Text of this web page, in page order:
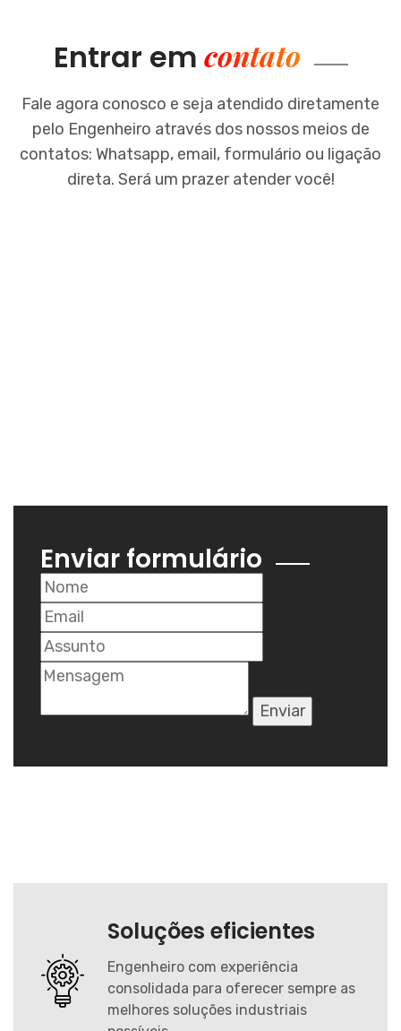
Entrar em contato
Fale agora conosco e seja atendido diretamente
pelo Engenheiro através dos nossos meios de
contatos: Whatsapp, email, formulário ou ligação
direta. Será um prazer atender você!
Enviar formulário
Enviar
Soluções eficientes
Engenheiro com experiência
consolidada para oferecer sempre as
melhores soluções industriais